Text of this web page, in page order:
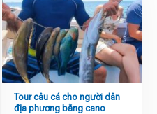
Tour câu cá cho người dân
địa phương bằng cano